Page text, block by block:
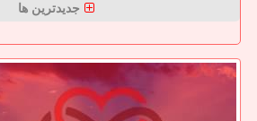
جدیدترین ها